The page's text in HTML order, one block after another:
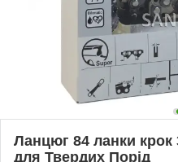
Ланцюг 84 ланки
для Твердих Порід